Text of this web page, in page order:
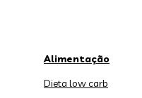
Alimentação
Dieta low carb